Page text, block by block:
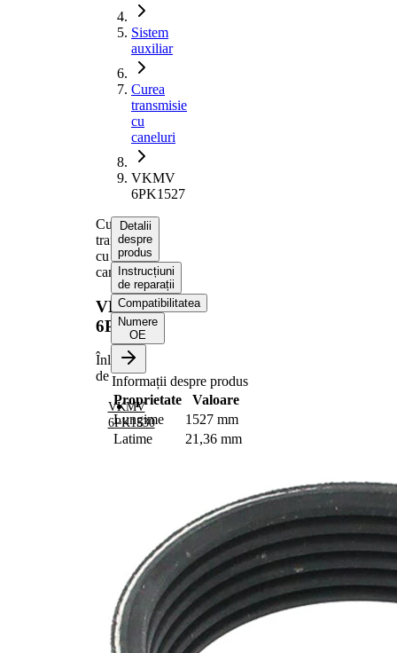
Sistem
auxiliar
Curea
transmisie
cu
caneluri
VKMV
6PK1527
Curea
transmisie
cu
caneluri
VKMV
6PK1527
Înlocuit
de
VKMV
6PK1530
Detalii
despre
produs
Instrucțiuni
de reparații
Compatibilitatea
Numere
OE
Informații despre produs
Proprietate
Valoare
Lungime
1527 mm
Latime
21,36 mm
Nu sunt
disponibile
substante
SVHC
Material
curea
EPDM
(etilen
propilen
dienă
cauciuc)